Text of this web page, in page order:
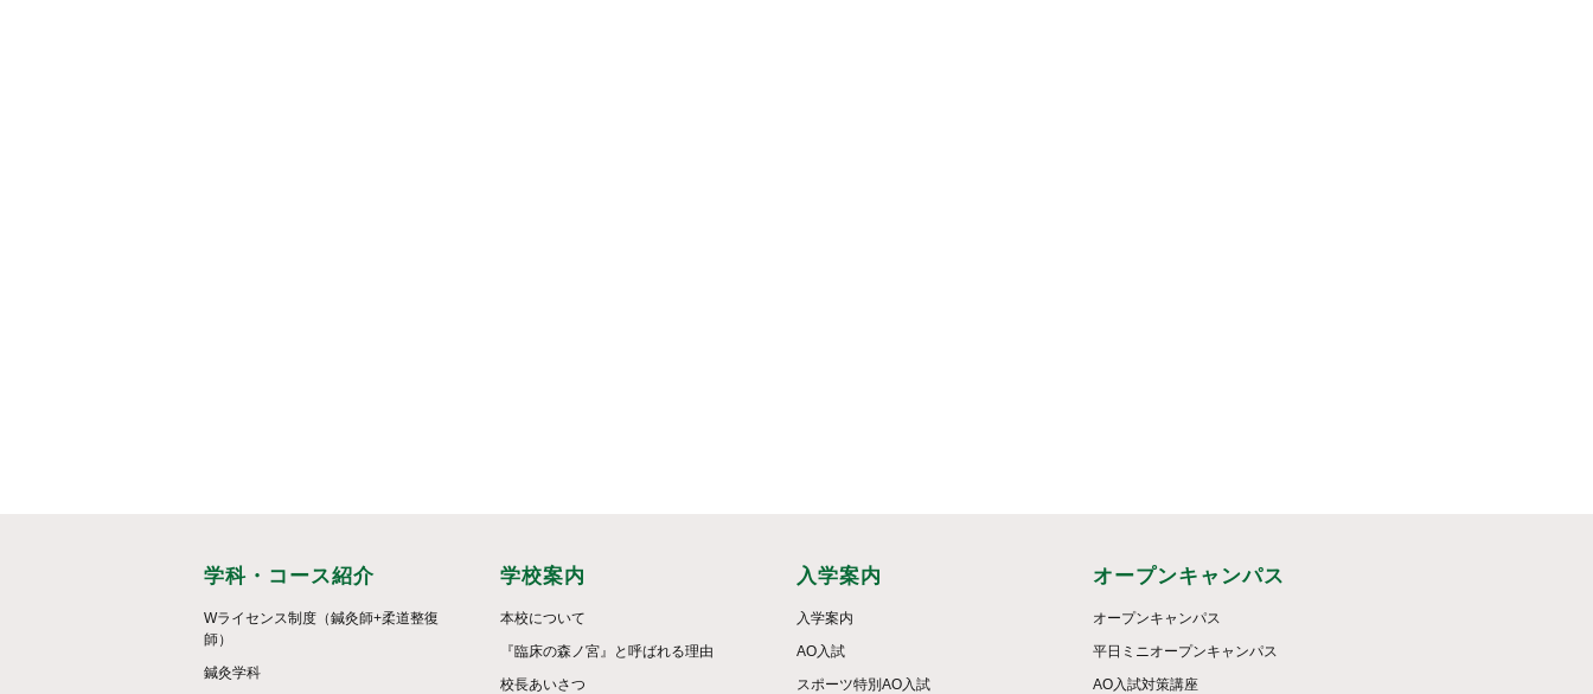
学科・コース紹介
Wライセンス制度（鍼灸師+柔道整復
師）
鍼灸学科
学校案内
本校について
『臨床の森ノ宮』と呼ばれる理由
校長あいさつ
入学案内
入学案内
AO入試
スポーツ特別AO入試
オープンキャンパス
オープンキャンパス
平日ミニオープンキャンパス
AO入試対策講座